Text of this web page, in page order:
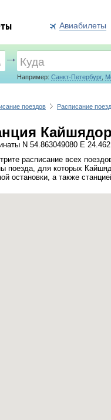
Авиабилеты
Например: Санкт-Петербург,
поездов Расписание
N 54.863049080 E
расписание всех
поезда, для которых
остановки, а также